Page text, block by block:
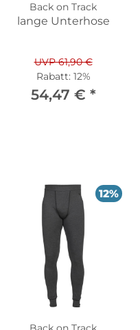
Back on Track
lange Unterhose
UVP 61,90 €
Rabatt: 12%
54,47 € *
12%